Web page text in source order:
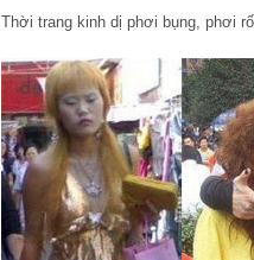
Thời trang kinh dị phơi bụng, phơi